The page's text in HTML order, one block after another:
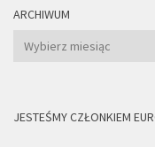
ARCHIWUM
Archiwum
JESTEŚMY CZŁONKIEM